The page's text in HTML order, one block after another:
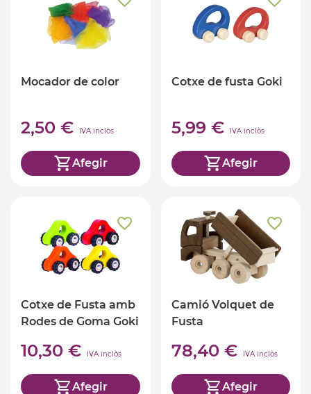
Mocador de color
2,50 € IVA inclòs
Afegir
Cotxe de fusta Goki
5,99 € IVA inclòs
Afegir
Cotxe de Fusta amb
Rodes de Goma Goki
10,30 € IVA inclòs
Afegir
Camió Volquet de
Fusta
78,40 € IVA inclòs
Afegir